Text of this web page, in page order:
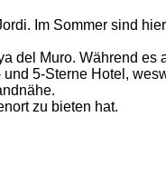
Im Sommer sind
del Muro. Während es
5-Sterne Hotel,
zu bieten hat.